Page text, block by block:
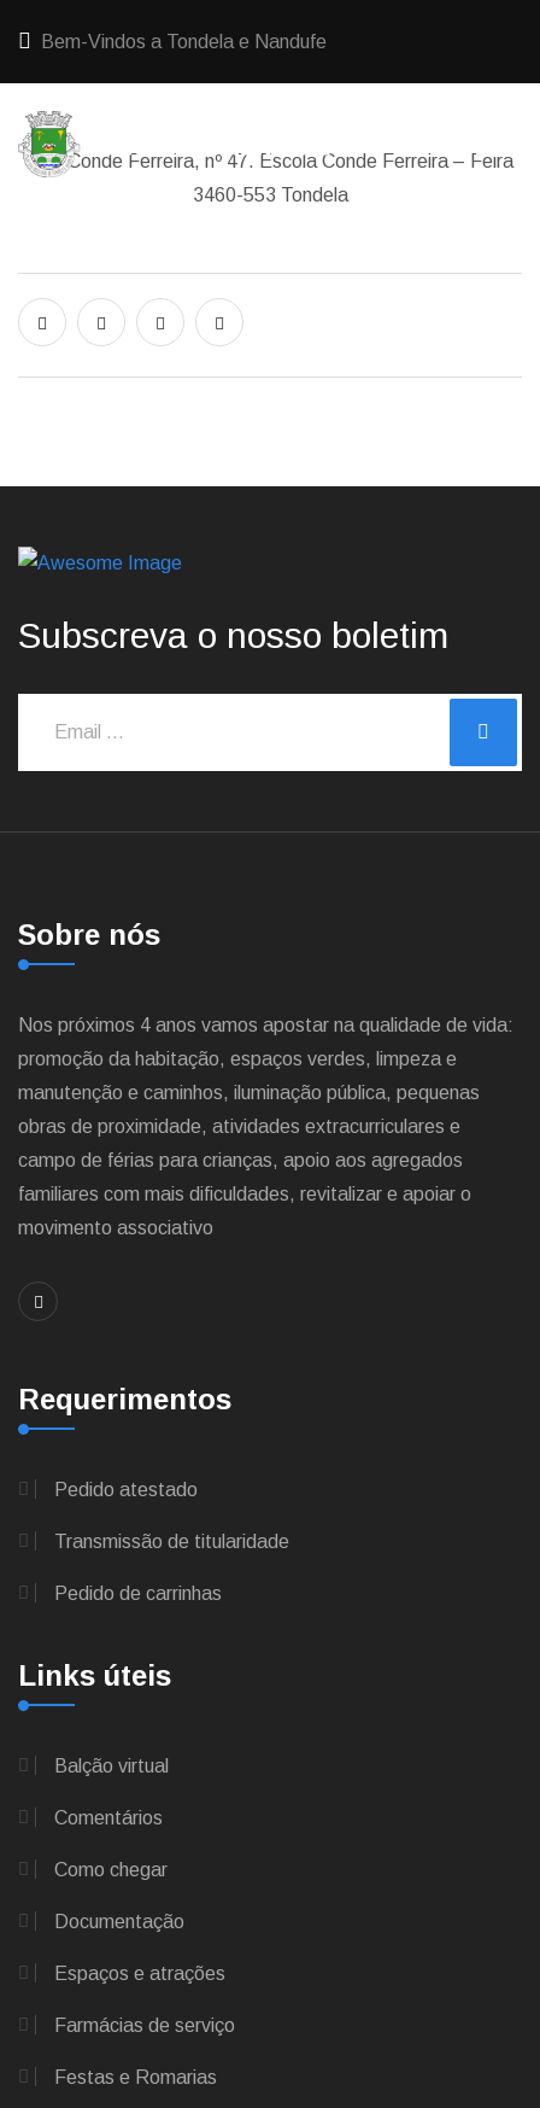
Bem-Vindos a Tondela e Nandufe
Rua Conde Ferreira, nº 47. Escola Conde Ferreira – Feira
3460-553 Tondela
Subscreva o nosso boletim
Sobre nós
Nos próximos 4 anos vamos apostar na qualidade de vida:
promoção da habitação, espaços verdes, limpeza e
manutenção e caminhos, iluminação pública, pequenas
obras de proximidade, atividades extracurriculares e
campo de férias para crianças, apoio aos agregados
familiares com mais dificuldades, revitalizar e apoiar o
movimento associativo
Requerimentos
Pedido atestado
Transmissão de titularidade
Pedido de carrinhas
Links úteis
Balção virtual
Comentários
Como chegar
Documentação
Espaços e atrações
Farmácias de serviço
Festas e Romarias